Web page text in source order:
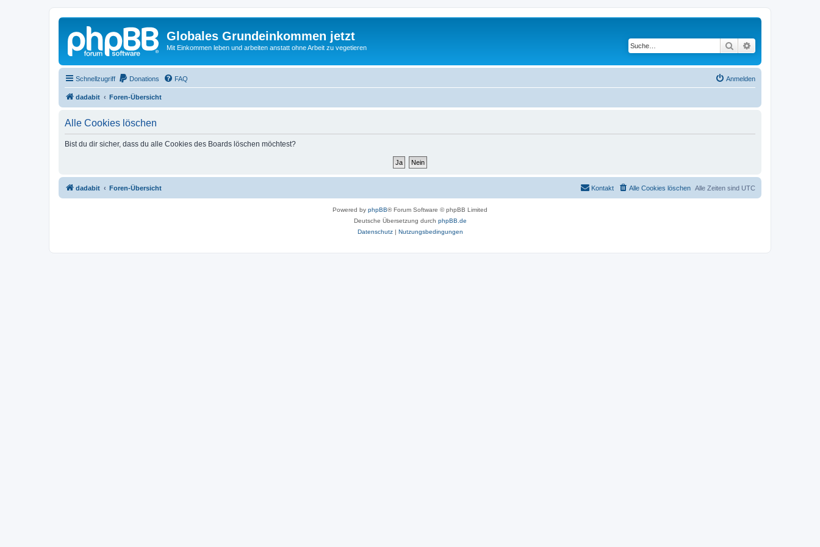
Globales Grundeinkommen jetzt
Mit Einkommen leben und arbeiten anstatt ohne Arbeit zu vegetieren Suche
Schnellzugriff Donations FAQ Anmelden
dadabit Foren-Übersicht
Alle Cookies löschen
Bist du dir sicher, dass du alle Cookies des Boards löschen möchtest?
dadabit Foren-Übersicht Alle Zeiten sind UTC
Alle Cookies löschen
Kontakt
Powered by phpBB® Forum Software © phpBB Limited
Deutsche Übersetzung durch phpBB.de
Datenschutz| Nutzungsbedingungen